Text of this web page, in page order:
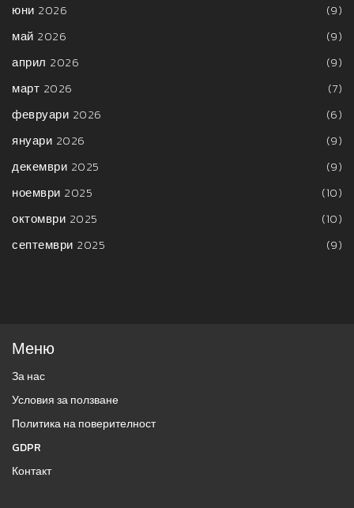
юни 2026
(9)
май 2026
(9)
април 2026
(9)
март 2026
(7)
февруари 2026
(6)
януари 2026
(9)
декември 2025
(9)
ноември 2025
(10)
октомври 2025
(10)
септември 2025
(9)
Меню
За нас
Условия за ползване
Политика на поверителност
GDPR
Контакт